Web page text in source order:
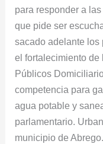
para responder a
que pide ser
sacado adelante los
el fortalecimiento
Públicos
competencia para
agua potable y
parlamentario.
municipio de